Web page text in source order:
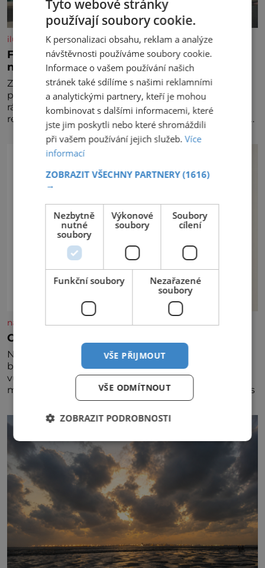
iluxus.cz
Ford dává český fotbal do pohybu. Stává se
novým partnerem FAČR
Značka Ford se od srpna 2026 stává novým
partnerem Fotbalové asociace České republiky. V
rámci tříleté spolupráce zajistí mobilitu asociace,
reprezentačních týmů i českého fotbalu v regionech.
nasehvezdy.cz
Osamělá herečka Syslová všechno vzdala?
Nedávno se povídalo, že má Dana Syslová (80)
blízkého přítele, který je jí oporou. Ale je to ještě
vůbec pravda? V posledních dnech čím dál častěji
mluví o svém odchodu. Dohnala ji snad samota? Půs
Tyto webové stránky
používají soubory cookie.
K personalizaci obsahu, reklam a analýze
návštěvnosti používáme soubory cookie.
Informace o vašem používání našich
stránek také sdílíme s našimi reklamními
a analytickými partnery, kteří je mohou
kombinovat s dalšími informacemi, které
jste jim poskytli nebo které shromáždili
při vašem používání jejich služeb.Více
informací
ZOBRAZIT VŠECHNY PARTNERY(1616)
→
Nezbytně
nutné
soubory
Výkonové
soubory
Soubory
cílení
Funkční soubory
Nezařazené
soubory
VŠE PŘIJMOUT
VŠE ODMÍTNOUT
ZOBRAZIT PODROBNOSTI